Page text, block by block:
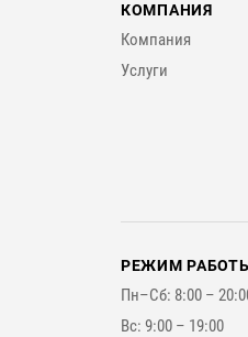
КОМПАНИЯ
Компания
Услуги
РЕЖИМ
Пн–Сб: 8:00 –
Вс: 9:00 – 19:00